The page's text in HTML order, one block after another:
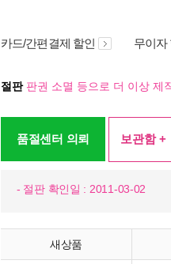
카드/간편결제 할인 무이자
절판판권 소멸 등으로 더 이상 제
품절센터 의뢰 보관함 +
- 절판 확인일 : 2011-03-02
새상품